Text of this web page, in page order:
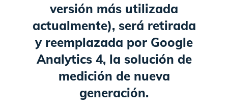
versión más utilizada
actualmente), será retirada
y reemplazada por Google
Analytics 4, la solución de
medición de nueva
generación.